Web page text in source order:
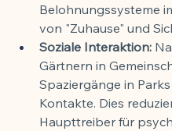
Belohnungssysteme
von "Zuhause" und
Soziale Interaktion:
Gärtnern in
Spaziergänge in
Kontakte. Dies
Haupttreiber für